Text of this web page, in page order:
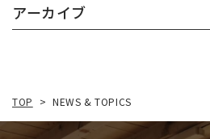
アーカイブ
TOP > NEWS & TOPICS